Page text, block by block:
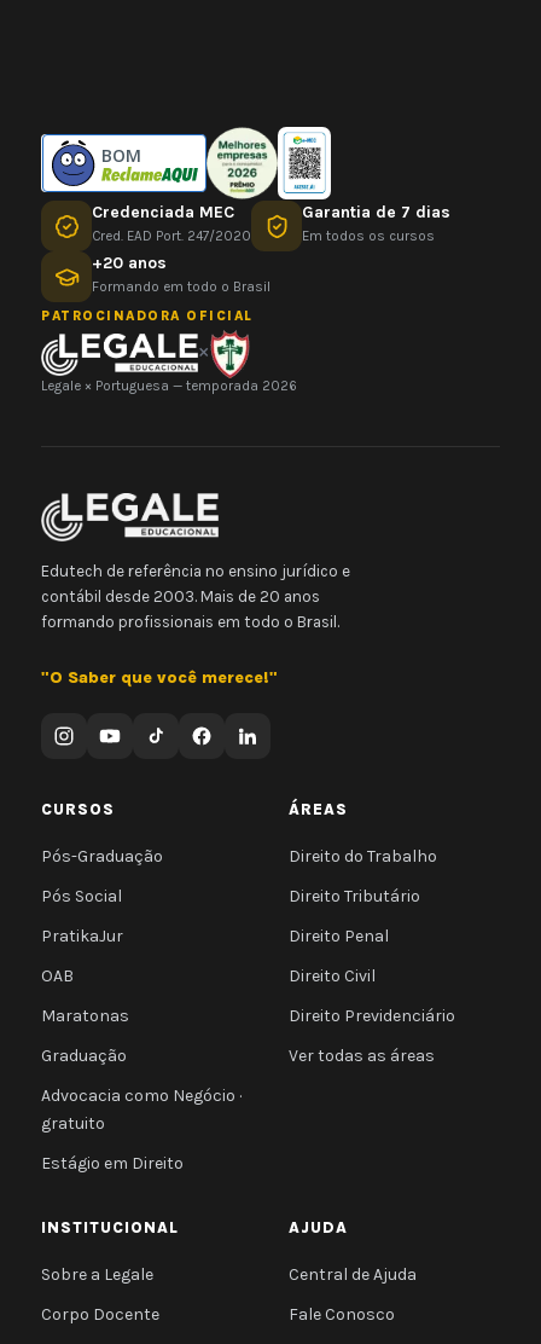
BOM
Credenciada MEC
Cred. EAD Port. 247/2020
Garantia de 7 dias
Em todos os cursos
+20 anos
Formando em todo o Brasil
PATROCINADORA OFICIAL
×
Legale × Portuguesa — temporada 2026
Edutech de referência no ensino jurídico e
contábil desde 2003. Mais de 20 anos
formando profissionais em todo o Brasil.
"O Saber que você merece!"
CURSOS
Pós-Graduação
Pós Social
PratikaJur
OAB
Maratonas
Graduação
Advocacia como Negócio ·
gratuito
Estágio em Direito
ÁREAS
Direito do Trabalho
Direito Tributário
Direito Penal
Direito Civil
Direito Previdenciário
Ver todas as áreas
INSTITUCIONAL
Sobre a Legale
Corpo Docente
AJUDA
Central de Ajuda
Fale Conosco